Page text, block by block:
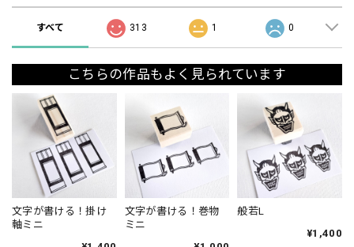
すべて 313 1 0
こちらの作品もよく見られています
文字が書ける！掛け
軸ミニ
文字が書ける！巻物
ミニ
般若L
¥1,400